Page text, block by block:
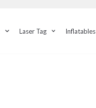
Laser Tag Inflatables